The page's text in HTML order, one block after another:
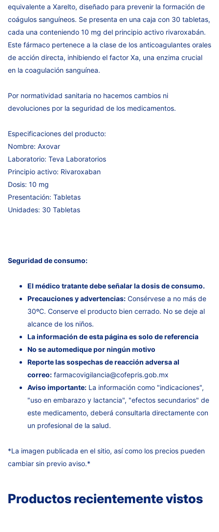
equivalente a Xarelto, diseñado para prevenir la formación de
coágulos sanguíneos. Se presenta en una caja con 30 tabletas,
cada una conteniendo 10 mg del principio activo rivaroxabán.
Este fármaco pertenece a la clase de los anticoagulantes orales
de acción directa, inhibiendo el factor Xa, una enzima crucial
en la coagulación sanguínea.
Por normatividad sanitaria no hacemos cambios ni
devoluciones por la seguridad de los medicamentos.
Especificaciones del producto:
Nombre: Axovar
Laboratorio: Teva Laboratorios
Principio activo: Rivaroxaban
Dosis: 10 mg
Presentación: Tabletas
Unidades: 30 Tabletas
Seguridad de consumo:
El médico tratante debe señalar la dosis de consumo.
Precauciones y advertencias: Consérvese a no más de
30ºC. Conserve el producto bien cerrado. No se deje al
alcance de los niños.
La información de esta página es solo de referencia
No se automedique por ningún motivo
Reporte las sospechas de reacción adversa al
correo: farmacovigilancia@cofepris.gob.mx
Aviso importante: La información como "indicaciones",
"uso en embarazo y lactancia", "efectos secundarios" de
este medicamento, deberá consultarla directamente con
un profesional de la salud.
*La imagen publicada en el sitio, así como los precios pueden
cambiar sin previo aviso.*
Productos recientemente vistos